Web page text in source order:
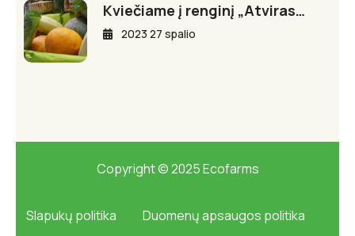
Kviečiame į renginį „Atviras…
2023 27 spalio
Copyright © 2025 Ecofarms
Slapukų politika Duomenų apsaugos politika